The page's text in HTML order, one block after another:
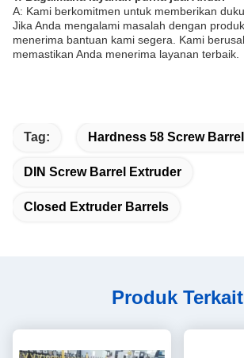
A: Kami berkomitmen untuk memberikan
Jika Anda mengalami masalah dengan
menerima bantuan kami segera. Kami
memastikan Anda menerima layanan terbaik.
Tag: Hardness 58 Screw
DIN Screw Barrel Extruder
Closed Extruder Barrels
Produk Terkait